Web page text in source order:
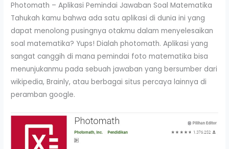
Photomath – Aplikasi Pemindai Jawaban Soal Matematika
Tahukah kamu bahwa ada satu aplikasi di dunia ini yang
dapat menolong pusingnya otakmu dalam menyelesaikan
soal matematika? Yups! Dialah photomath. Aplikasi yang
sangat canggih di mana pemindai foto matematika bisa
menunjukanmu pada sebuah jawaban yang bersumber dari
wikipedia, Brainly, atau berbagai situs percaya lainnya di
peramban google.